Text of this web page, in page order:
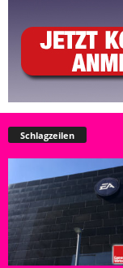
Schlagzeilen